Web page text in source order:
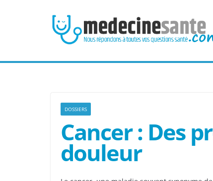
DOSSIERS
Cancer : Des
douleur